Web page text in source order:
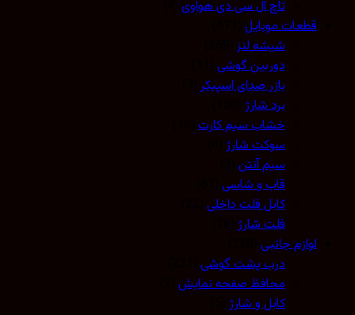
تاچ ال سی دی هواوی(4)
قطعات موبایل(573)
شیشه لنز(259)
دوربین گوشی(11)
بازر صدای اسپیکر(7)
برد شارژ(150)
خشاب سیم کارت(16)
سوکت شارژ(8)
سیم آنتن(3)
قاب و شاسی(81)
کابل فلت داخلی(22)
فلت شارژ(16)
لوازم جانبی(228)
درب پشت گوشی(221)
محافظ صفحه نمایش(2)
کابل و شارژ(5)